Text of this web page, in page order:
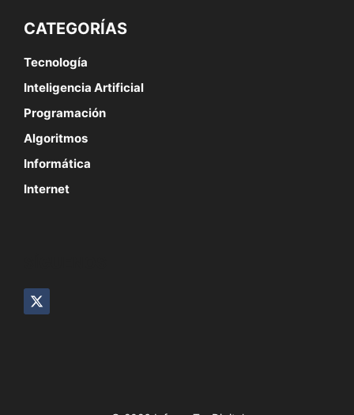
CATEGORÍAS
Tecnología
Inteligencia Artificial
Programación
Algoritmos
Informática
Internet